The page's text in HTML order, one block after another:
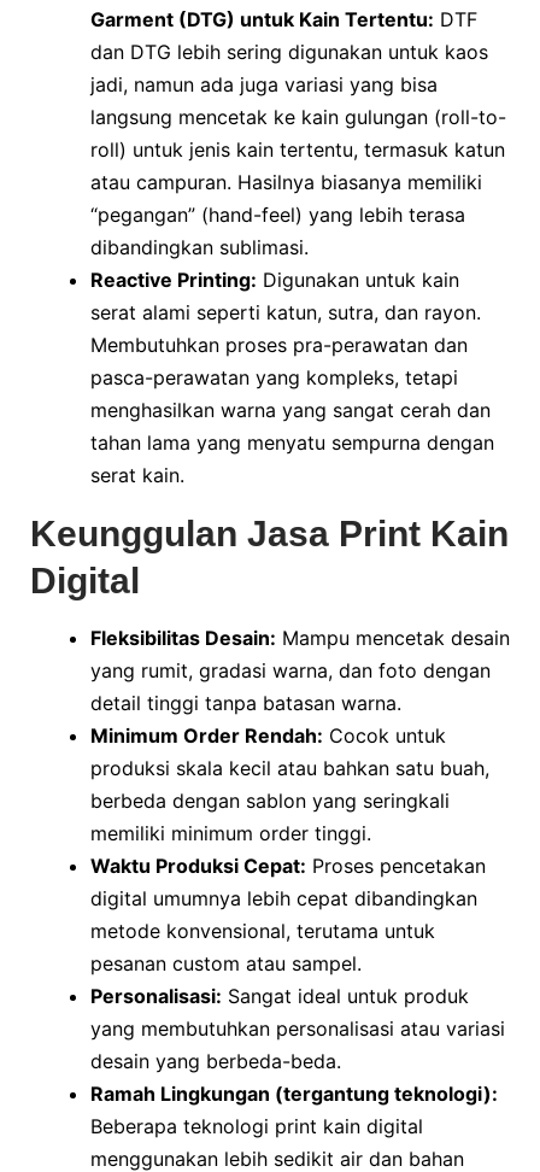
Garment (DTG) untuk Kain Tertentu: DTF
dan DTG lebih sering digunakan untuk kaos
jadi, namun ada juga variasi yang bisa
langsung mencetak ke kain gulungan (roll-to-
roll) untuk jenis kain tertentu, termasuk katun
atau campuran. Hasilnya biasanya memiliki
“pegangan” (hand-feel) yang lebih terasa
dibandingkan sublimasi.
Reactive Printing: Digunakan untuk kain
serat alami seperti katun, sutra, dan rayon.
Membutuhkan proses pra-perawatan dan
pasca-perawatan yang kompleks, tetapi
menghasilkan warna yang sangat cerah dan
tahan lama yang menyatu sempurna dengan
serat kain.
Keunggulan Jasa Print Kain
Digital
Fleksibilitas Desain: Mampu mencetak desain
yang rumit, gradasi warna, dan foto dengan
detail tinggi tanpa batasan warna.
Minimum Order Rendah: Cocok untuk
produksi skala kecil atau bahkan satu buah,
berbeda dengan sablon yang seringkali
memiliki minimum order tinggi.
Waktu Produksi Cepat: Proses pencetakan
digital umumnya lebih cepat dibandingkan
metode konvensional, terutama untuk
pesanan custom atau sampel.
Personalisasi: Sangat ideal untuk produk
yang membutuhkan personalisasi atau variasi
desain yang berbeda-beda.
Ramah Lingkungan (tergantung teknologi):
Beberapa teknologi print kain digital
menggunakan lebih sedikit air dan bahan